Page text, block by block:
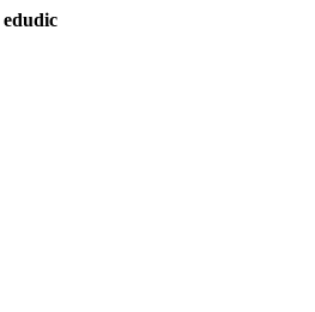
edudic